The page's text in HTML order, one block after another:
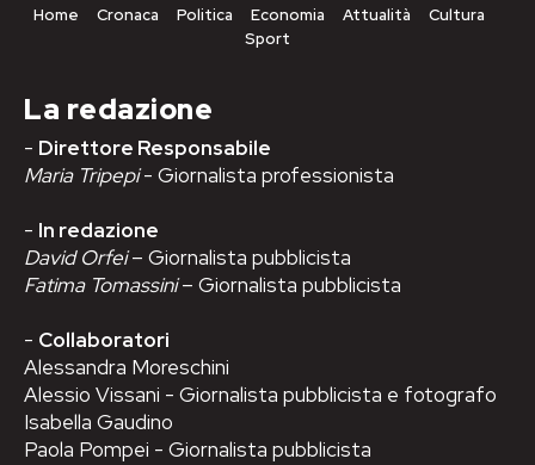
Home Cronaca Politica Economia Attualità
Cultura
Sport
La redazione
- Direttore Responsabile
Maria Tripepi- Giornalista professionista
- In redazione
David Orfei– Giornalista pubblicista
Fatima Tomassini– Giornalista pubblicista
- Collaboratori
Alessandra Moreschini
Alessio Vissani - Giornalista pubblicista e fotografo
Isabella Gaudino
Paola Pompei - Giornalista pubblicista